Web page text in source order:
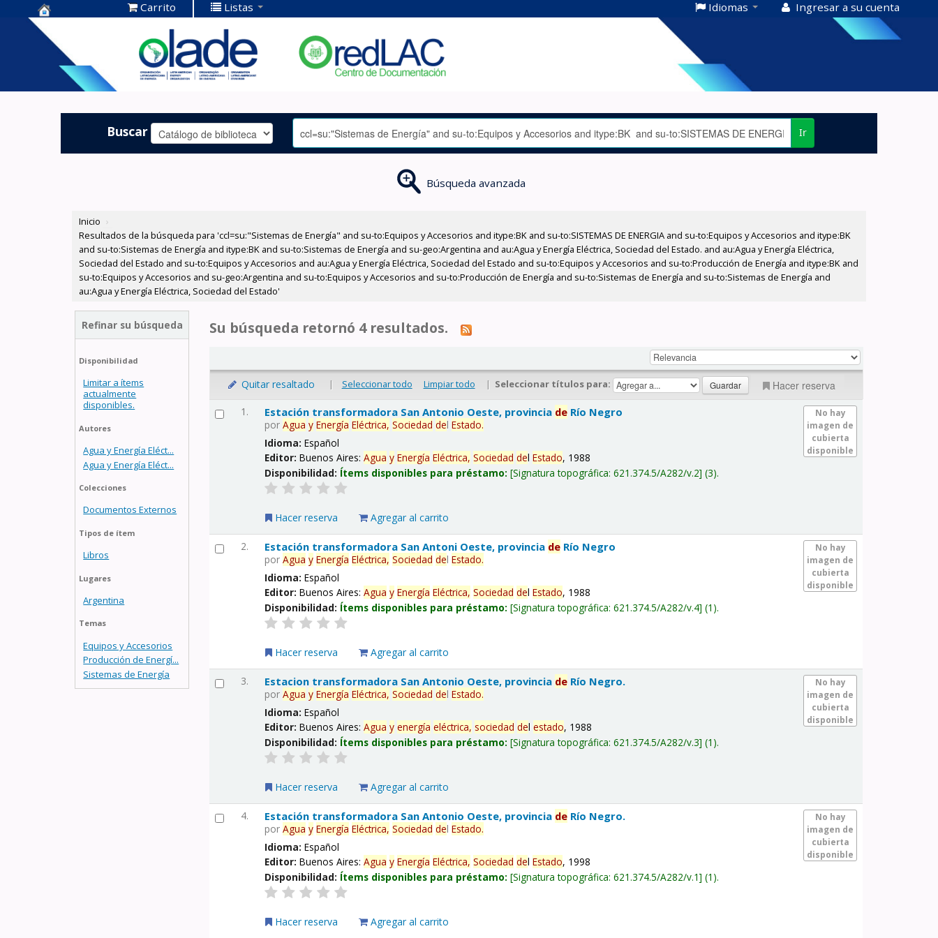
Centro de
Documentación
OLADE -
Carrito Listas Idiomas Ingresar a su cuenta
Buscar Ir
Búsqueda avanzada
Inicio ›
Resultados de la búsqueda para 'ccl=su:"Sistemas de Energía" and su-to:Equipos y Accesorios and itype:BK and su-to:SISTEMAS DE ENERGIA and su-to:Equipos y Accesorios and itype:BK
and su-to:Sistemas de Energía and itype:BK and su-to:Sistemas de Energía and su-geo:Argentina and au:Agua y Energía Eléctrica, Sociedad del Estado. and au:Agua y Energía Eléctrica,
Sociedad del Estado and su-to:Equipos y Accesorios and au:Agua y Energía Eléctrica, Sociedad del Estado and su-to:Equipos y Accesorios and su-to:Producción de Energía and itype:BK and
su-to:Equipos y Accesorios and su-geo:Argentina and su-to:Equipos y Accesorios and su-to:Producción de Energía and su-to:Sistemas de Energía and su-to:Sistemas de Energía and
au:Agua y Energía Eléctrica, Sociedad del Estado'
Refinar su búsqueda
Disponibilidad
Limitar a ítems
actualmente
disponibles.
Autores
Agua y Energía Eléct...
Agua y Energía Eléct...
Colecciones
Documentos Externos
Tipos de ítem
Libros
Lugares
Argentina
Temas
Equipos y Accesorios
Producción de Energí...
Sistemas de Energía
Su búsqueda retornó 4 resultados.
Quitar resaltado | Seleccionar todo Limpiar todo | Seleccionar títulos para: Hacer reserva
1.
No hay
imagen de
cubierta
disponible
Estación transformadora San Antonio Oeste, provincia de Río Negro
porAgua y Energía Eléctrica, Sociedad delEstado.
Idioma:Español
Editor:Buenos Aires:Agua y Energía Eléctrica, Sociedad delEstado, 1988
Disponibilidad: Ítems disponibles para préstamo: Signatura topográfica:621.374.5/A282/v.2 (3).
Hacer reserva Agregar al carrito
2.
No hay
imagen de
cubierta
disponible
Estación transformadora San Antoni Oeste, provincia de Río Negro
porAgua y Energía Eléctrica, Sociedad delEstado.
Idioma:Español
Editor:Buenos Aires:Agua y Energía Eléctrica, Sociedad delEstado, 1988
Disponibilidad: Ítems disponibles para préstamo: Signatura topográfica:621.374.5/A282/v.4 (1).
Hacer reserva Agregar al carrito
3.
No hay
imagen de
cubierta
disponible
Estacion transformadora San Antonio Oeste, provincia de Río Negro.
porAgua y Energía Eléctrica, Sociedad delEstado.
Idioma:Español
Editor:Buenos Aires:Agua y energía eléctrica, sociedad delestado, 1988
Disponibilidad: Ítems disponibles para préstamo: Signatura topográfica:621.374.5/A282/v.3 (1).
Hacer reserva Agregar al carrito
4.
No hay
imagen de
cubierta
disponible
Estación transformadora San Antonio Oeste, provincia de Río Negro.
porAgua y Energía Eléctrica, Sociedad delEstado.
Idioma:Español
Editor:Buenos Aires:Agua y Energía Eléctrica, Sociedad delEstado, 1998
Disponibilidad: Ítems disponibles para préstamo: Signatura topográfica:621.374.5/A282/v.1 (1).
Hacer reserva Agregar al carrito